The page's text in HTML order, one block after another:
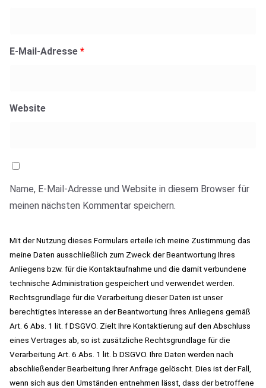
E-Mail-Adresse *
Website
Name, E-Mail-Adresse und Website in diesem Browser für
meinen nächsten Kommentar speichern.
Mit der Nutzung dieses Formulars erteile ich meine Zustimmung das
meine Daten ausschließlich zum Zweck der Beantwortung Ihres
Anliegens bzw. für die Kontaktaufnahme und die damit verbundene
technische Administration gespeichert und verwendet werden.
Rechtsgrundlage für die Verarbeitung dieser Daten ist unser
berechtigtes Interesse an der Beantwortung Ihres Anliegens gemäß
Art. 6 Abs. 1 lit. f DSGVO. Zielt Ihre Kontaktierung auf den Abschluss
eines Vertrages ab, so ist zusätzliche Rechtsgrundlage für die
Verarbeitung Art. 6 Abs. 1 lit. b DSGVO. Ihre Daten werden nach
abschließender Bearbeitung Ihrer Anfrage gelöscht. Dies ist der Fall,
wenn sich aus den Umständen entnehmen lässt, dass der betroffene